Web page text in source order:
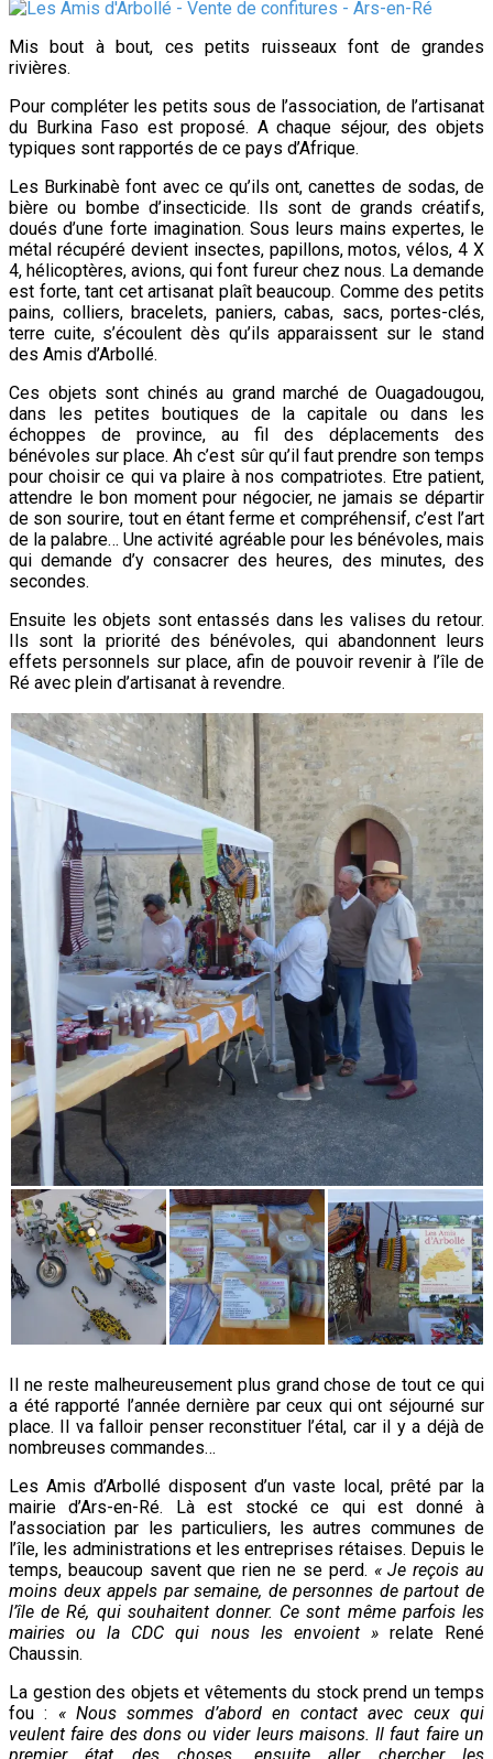
Mis bout à bout, ces petits ruisseauxfont de grandes
rivières.
Pour compléter les petits sous de l’association, de l’artisanat
du Burkina Faso est proposé. A chaque séjour, des objets
typiques sont rapportés de ce pays d’Afrique.
Les Burkinabè font avec ce qu’ils ont, canettes de sodas, de
bière ou bombe d’insecticide. Ils sont de grands créatifs,
doués d’une forte imagination. Sous leurs mains expertes, le
métal récupéré devient insectes, papillons, motos, vélos, 4 X
4, hélicoptères, avions, qui font fureur chez nous. La demande
est forte, tant cet artisanat plaît beaucoup. Comme des petits
pains, colliers, bracelets, paniers, cabas, sacs, portes-clés,
terre cuite, s’écoulent dès qu’ils apparaissent sur le stand
des Amis d’Arbollé.
Ces objets sont chinés au grand marché de Ouagadougou,
dans les petites boutiques de la capitale ou dans les
échoppes de province, au fil des déplacements des
bénévoles sur place. Ah c’est sûr qu’il faut prendre son temps
pour choisir ce qui va plaire à nos compatriotes. Etre patient,
attendre le bon moment pour négocier, ne jamais se départir
de son sourire, tout en étant ferme et compréhensif, c’est l’art
de la palabre… Une activité agréable pour les bénévoles, mais
qui demande d’y consacrer des heures, des minutes, des
secondes.
Ensuite les objets sont entassés dans les valises du retour.
Ils sont la priorité des bénévoles, qui abandonnent leurs
effets personnels sur place, afin de pouvoir revenir à l’île de
Ré avec plein d’artisanat à revendre.
Il ne reste malheureusement plus grand chose de tout ce qui
a été rapporté l’année dernière par ceux qui ont séjourné sur
place. Il va falloir penser reconstituer l’étal, car il y a déjà de
nombreuses commandes…
Les Amis d’Arbollé disposent d’un vaste local, prêté par la
mairie d’Ars-en-Ré. Là est stocké ce qui est donné à
l’association par les particuliers, les autres communes de
l’île, les administrations et les entreprises rétaises. Depuis le
temps, beaucoup savent que rien ne se perd. « Je reçois au
moins deux appels par semaine, de personnes de partout de
l’île de Ré, qui souhaitent donner. Ce sont même parfois les
mairies ou la CDC qui nous les envoient » relateRené
Chaussin.
La gestion des objets et vêtements du stock prend un temps
fou : « Nous sommes d’abord en contact avec ceux qui
veulent faire des dons ou vider leurs maisons. Il faut faire un